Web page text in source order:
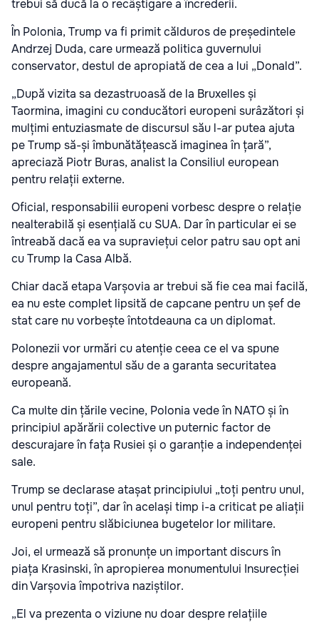
trebui să ducă la o recâștigare a încrederii.
În Polonia, Trump va fi primit călduros de președintele
Andrzej Duda, care urmează politica guvernului
conservator, destul de apropiată de cea a lui „Donald”.
„După vizita sa dezastruoasă de la Bruxelles și
Taormina, imagini cu conducători europeni surâzători și
mulțimi entuziasmate de discursul său l-ar putea ajuta
pe Trump să-și îmbunătățească imaginea în țară”,
apreciază Piotr Buras, analist la Consiliul european
pentru relații externe.
Oficial, responsabilii europeni vorbesc despre o relație
nealterabilă și esențială cu SUA. Dar în particular ei se
întreabă dacă ea va supraviețui celor patru sau opt ani
cu Trump la Casa Albă.
Chiar dacă etapa Varșovia ar trebui să fie cea mai facilă,
ea nu este complet lipsită de capcane pentru un șef de
stat care nu vorbește întotdeauna ca un diplomat.
Polonezii vor urmări cu atenție ceea ce el va spune
despre angajamentul său de a garanta securitatea
europeană.
Ca multe din țările vecine, Polonia vede în NATO și în
principiul apărării colective un puternic factor de
descurajare în fața Rusiei și o garanție a independenței
sale.
Trump se declarase atașat principiului „toți pentru unul,
unul pentru toți”, dar în același timp i-a criticat pe aliații
europeni pentru slăbiciunea bugetelor lor militare.
Joi, el urmează să pronunțe un important discurs în
piața Krasinski, în apropierea monumentului Insurecției
din Varșovia împotriva naziștilor.
„El va prezenta o viziune nu doar despre relațiile